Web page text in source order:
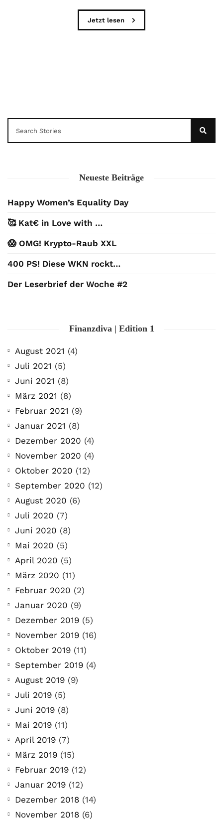
Jetzt lesen
Neueste Beiträge
Happy Women’s Equality Day
🥰 Kat€ in Love with …
😱 OMG! Krypto-Raub XXL
400 PS! Diese WKN rockt…
Der Leserbrief der Woche #2
Finanzdiva | Edition 1
August 2021 (4)
Juli 2021 (5)
Juni 2021 (8)
März 2021 (8)
Februar 2021 (9)
Januar 2021 (8)
Dezember 2020 (4)
November 2020 (4)
Oktober 2020 (12)
September 2020 (12)
August 2020 (6)
Juli 2020 (7)
Juni 2020 (8)
Mai 2020 (5)
April 2020 (5)
März 2020 (11)
Februar 2020 (2)
Januar 2020 (9)
Dezember 2019 (5)
November 2019 (16)
Oktober 2019 (11)
September 2019 (4)
August 2019 (9)
Juli 2019 (5)
Juni 2019 (8)
Mai 2019 (11)
April 2019 (7)
März 2019 (15)
Februar 2019 (12)
Januar 2019 (12)
Dezember 2018 (14)
November 2018 (6)